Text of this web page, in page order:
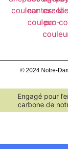
© 2024 Notre-
Engagé pour
carbone de